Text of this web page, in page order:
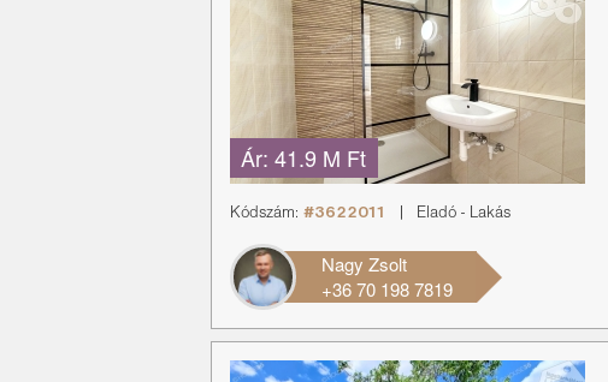
Ár: 41.9 M Ft
Kódszám: #3622011 Eladó - Lakás
Nagy Zsolt
+36 70 198 7819